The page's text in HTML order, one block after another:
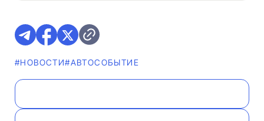
#НОВОСТИ#АВТОСОБЫТИЕ